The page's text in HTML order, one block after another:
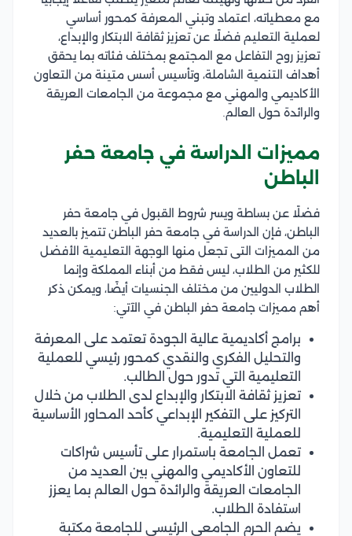
مع معطياته، اعتماد وتبني المعرفة كمحور أساسي
لعملية التعليم فضلًا عن تعزيز ثقافة الابتكار والإبداع،
تعزيز روح التفاعل مع المجتمع بمختلف فئاته بما يحقق
أهداف التنمية الشاملة، وتأسيس أسس متينة من التعاون
الأكاديمي والمهني مع مجموعة من الجامعات العريقة
والرائدة حول العالم.​​​
مميزات الدراسة في جامعة حفر
الباطن
فضلًا عن بساطة ويسر شروط القبول في جامعة حفر
الباطن، فإن الدراسة في جامعة حفر الباطن تتميز بالعديد
من المميزات التى تجعل منها الوجهة التعليمية الأفضل
للكثير من الطلاب، ليس فقط من أبناء المملكة وإنما
الطلاب الدوليين من مختلف الجنسيات أيضًا، ويمكن ذكر
أهم مميزات جامعة حفر الباطن في الآتي:
برامج أكاديمية عالية الجودة تعتمد على المعرفة
والتحليل الفكري والنقدي كمحور رئيسي للعملية
التعليمية التي تدور حول الطالب.
تعزيز ثقافة الابتكار والإبداع لدى الطلاب من خلال
التركيز على التفكير الإبداعي كأحد المحاور الأساسية
للعملية التعليمية.
تعمل الجامعة باستمرار على تأسيس شراكات
للتعاون الأكاديمي والمهني بين العديد من
الجامعات العريقة والرائدة حول العالم بما يعزز
استفادة الطلاب.
يضم الحرم الجامعي الرئيسي للجامعة مكتبة